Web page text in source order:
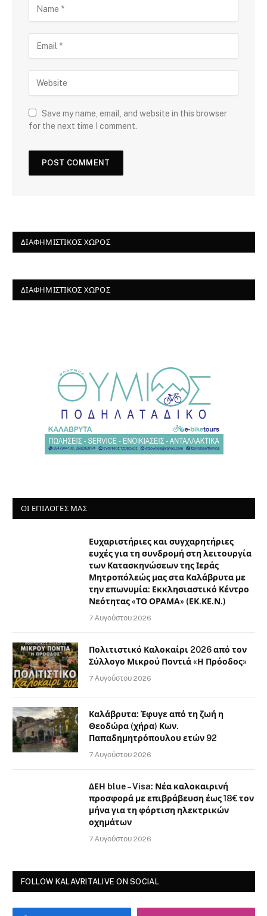
Save my name, email, and website in this browser
for the next time I comment.
ΔΙΑΦΗΜΙΣΤΙΚΌΣ ΧΏΡΟΣ
ΔΙΑΦΗΜΙΣΤΙΚΌΣ ΧΏΡΟΣ
ΟΙ ΕΠΙΛΟΓΈΣ ΜΑΣ
Ευχαριστήριες και συγχαρητήριες
ευχές για τη συνδρομή στη λειτουργία
των Κατασκηνώσεων της Ιεράς
Μητροπόλεώς μας στα Καλάβρυτα με
την επωνυμία: Εκκλησιαστικό Κέντρο
Νεότητας «ΤΟ ΟΡΑΜΑ» (ΕΚ.ΚΕ.Ν.)
7 Αυγούστου 2026
Πολιτιστικό Καλοκαίρι 2026 από τον
Σύλλογο Μικρού Ποντιά «Η Πρόοδος»
7 Αυγούστου 2026
Καλάβρυτα: Έφυγε από τη ζωή η
Θεοδώρα (χήρα) Κων.
Παπαδημητρόπουλου ετών 92
7 Αυγούστου 2026
ΔΕΗ blue – Visa: Νέα καλοκαιρινή
προσφορά με επιβράβευση έως 18€ τον
μήνα για τη φόρτιση ηλεκτρικών
οχημάτων
7 Αυγούστου 2026
FOLLOW KALAVRITALIVE ON SOCIAL